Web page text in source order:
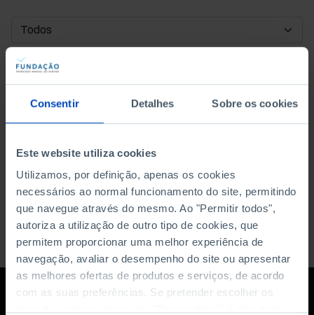
Consentir Detalhes Sobre os cookies
Este website utiliza cookies
Utilizamos, por definição, apenas os cookies
necessários ao normal funcionamento do site, permitindo
que navegue através do mesmo. Ao "Permitir todos",
autoriza a utilização de outro tipo de cookies, que
permitem proporcionar uma melhor experiência de
navegação, avaliar o desempenho do site ou apresentar
as melhores ofertas de produtos e serviços, de acordo
com as suas preferências. Se pretender escolher os
DATA DE INÍCIO
DATA DE FIM